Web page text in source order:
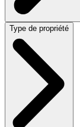
Type de propriété